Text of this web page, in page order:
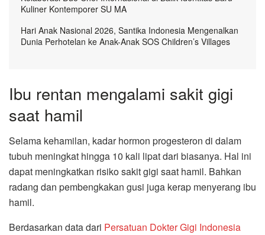
Kuliner Kontemporer SU MA
Hari Anak Nasional 2026, Santika Indonesia Mengenalkan
Dunia Perhotelan ke Anak-Anak SOS Children’s Villages
Ibu rentan mengalami sakit gigi
saat hamil
Selama kehamilan, kadar hormon progesteron di dalam
tubuh meningkat hingga 10 kali lipat dari biasanya. Hal ini
dapat meningkatkan risiko sakit gigi saat hamil. Bahkan
radang dan pembengkakan gusi juga kerap menyerang ibu
hamil.
Berdasarkan data dari Persatuan Dokter Gigi Indonesia